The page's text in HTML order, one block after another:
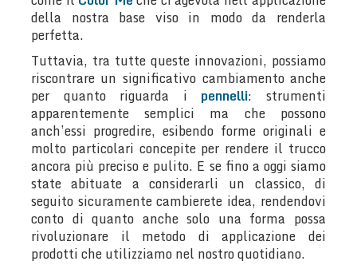
della nostra base viso in modo da renderla
perfetta.
Tuttavia, tra tutte queste innovazioni, possiamo
riscontrare un significativo cambiamento anche
per quanto riguarda i pennelli: strumenti
apparentemente semplici ma che possono
anch’essi progredire, esibendo forme originali e
molto particolari concepite per rendere il trucco
ancora più preciso e pulito. E se fino a oggi siamo
state abituate a considerarli un classico, di
seguito sicuramente cambierete idea, rendendovi
conto di quanto anche solo una forma possa
rivoluzionare il metodo di applicazione dei
prodotti che utilizziamo nel nostro quotidiano.